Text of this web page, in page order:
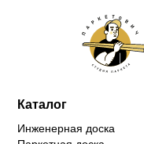
Каталог
Инженерная доска